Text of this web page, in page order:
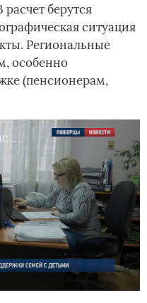
берутся
ситуация
Региональные
особенно
(пенсионерам,
Сотрудники соцзащиты рассказали о мерах поддержки семей с детьми